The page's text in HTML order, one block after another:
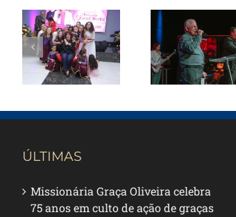
celebra 75
anos em
culto de
ação de
graças na
Apóstolo Jair
de Oliveira
ministra em
noite de
avivamento
ÚLTIMAS
Missionária Graça Oliveira celebra
75 anos em culto de ação de graças